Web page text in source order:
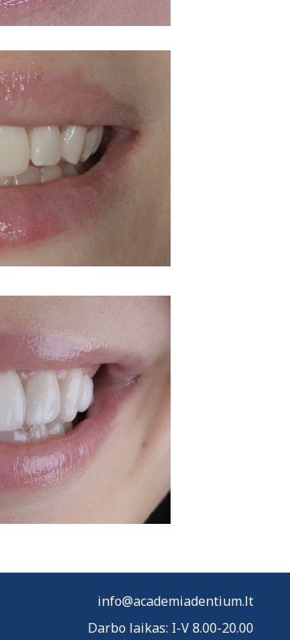
info@academiadentium.lt
Darbo laikas: I-V 8.00-20.00